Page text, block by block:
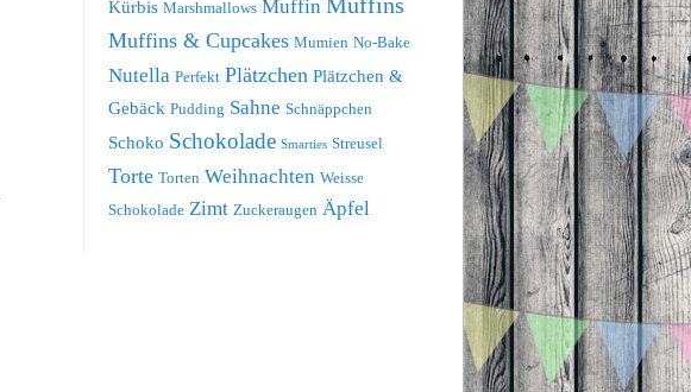
Kürbis Marshmallows Muffin
Muffins & Cupcakes Mumien No-Bake
Nutella Perfekt Plätzchen Plätzchen &
Gebäck Pudding Sahne Schnäppchen
Schoko Schokolade Smarties Streusel
Torte Torten Weihnachten Weisse
Schokolade Zimt Zuckeraugen Äpfel